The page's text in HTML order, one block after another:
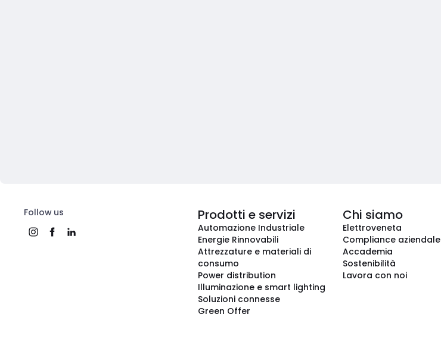
Follow us Prodotti e servizi
Automazione Industriale
Energie Rinnovabili
Attrezzature e materiali di
consumo
Power distribution
Illuminazione e smart lighting
Soluzioni connesse
Green Offer
Chi siamo
Elettroveneta
Compliance aziendale
Accademia
Sostenibilità
Lavora con noi